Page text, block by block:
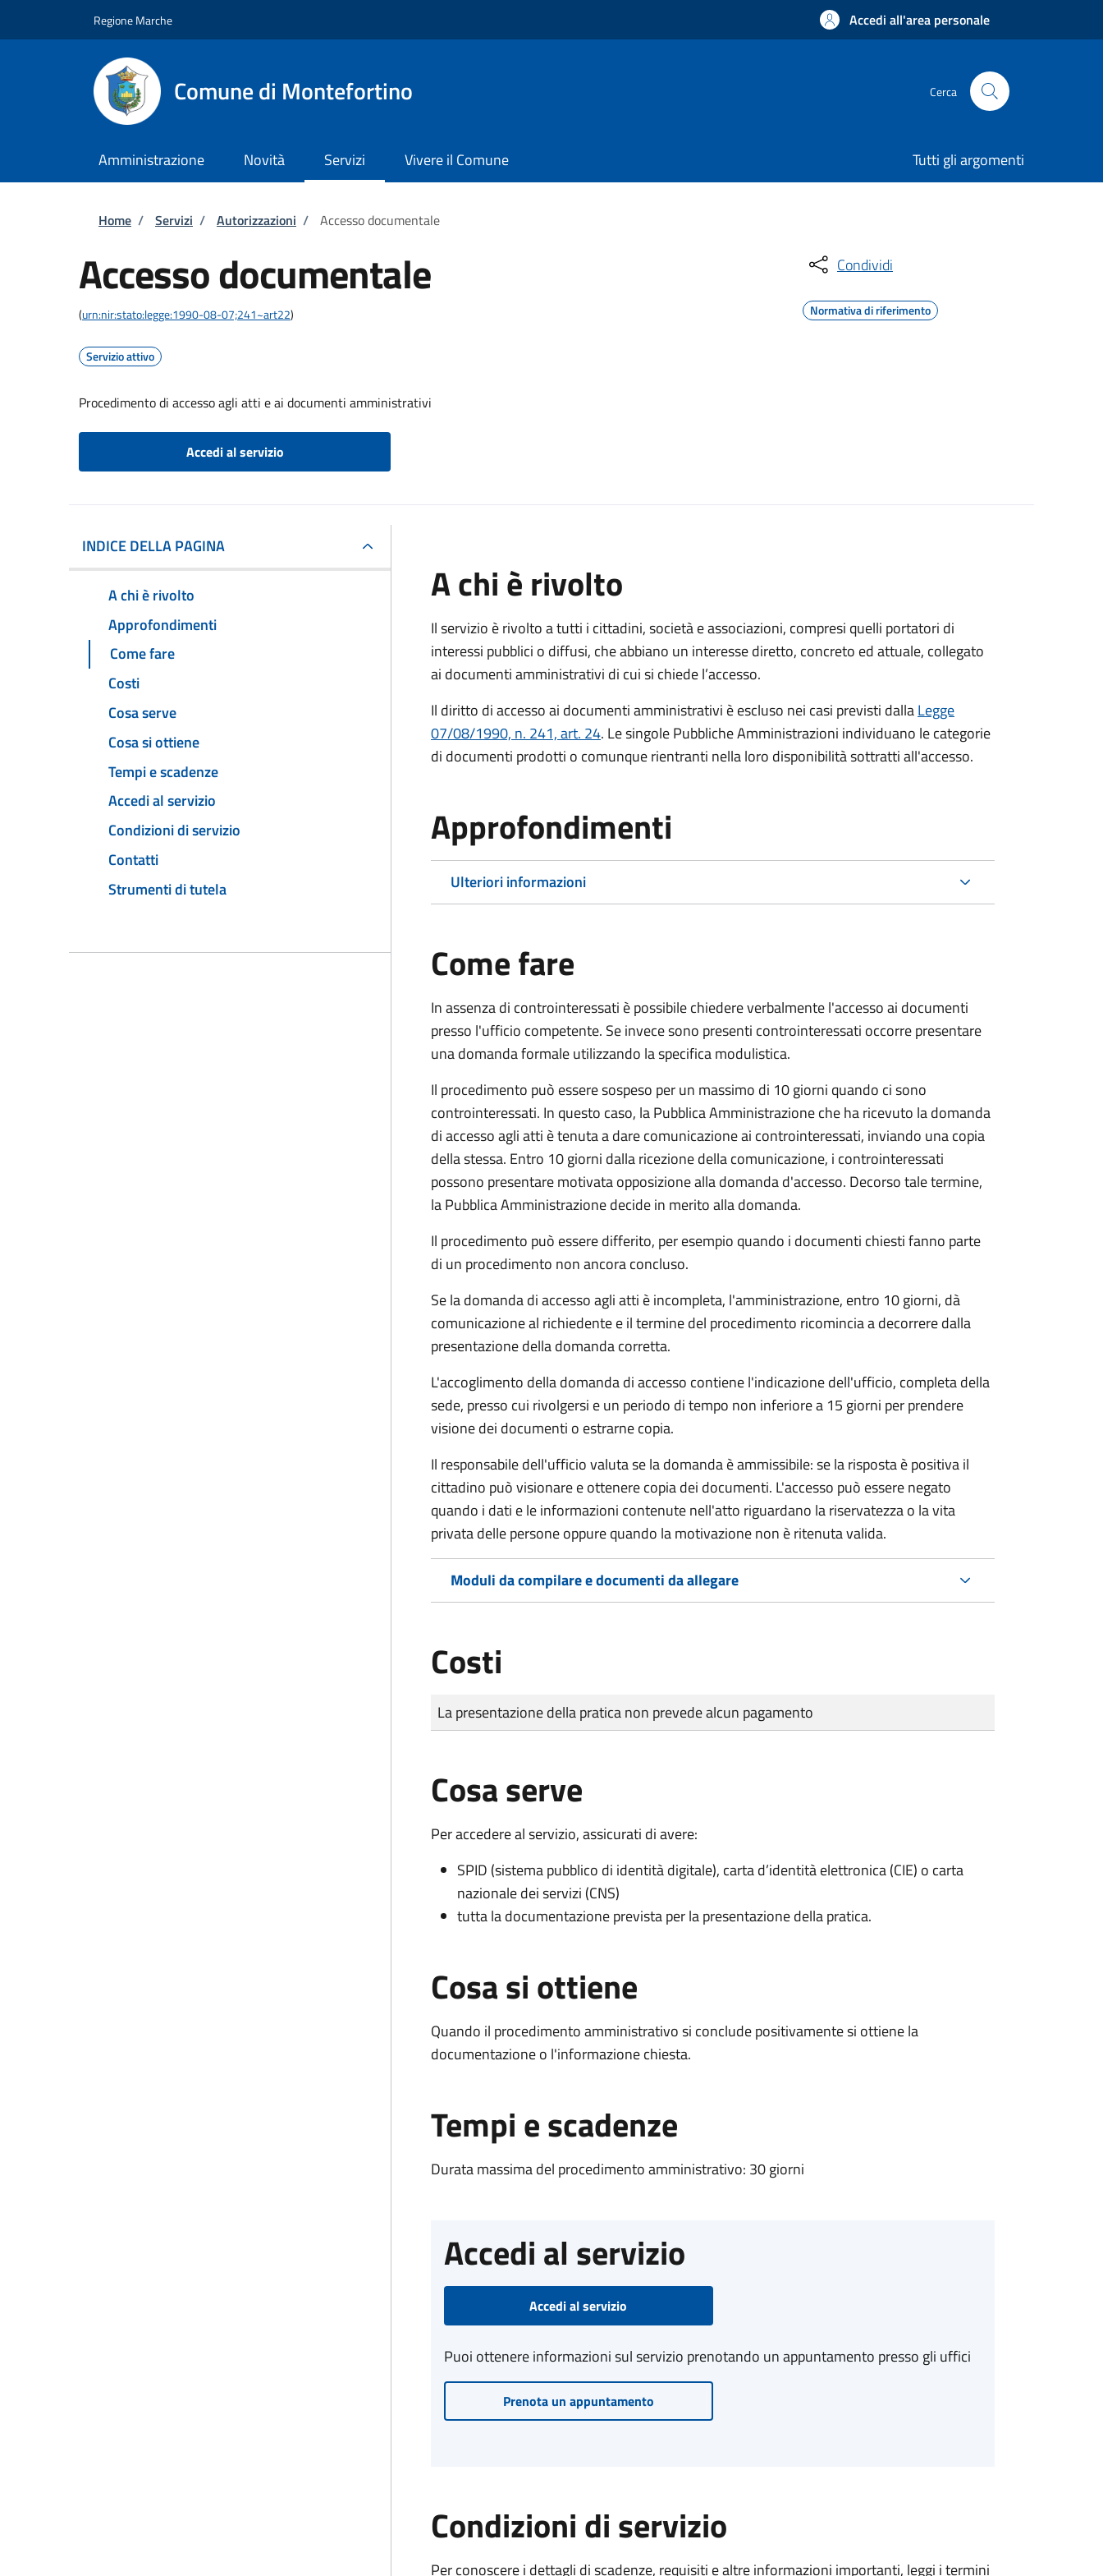
Regione Marche Accedi all'area personale
Comune di Montefortino Cerca
Amministrazione Novità Servizi Vivere il Comune Tutti gli argomenti
Briciole di pane
Home / Servizi / Autorizzazioni / Accesso documentale
Accesso documentale
(urn:nir:stato:legge:1990-08-07;241~art22)
Servizio attivo
Procedimento di accesso agli atti e ai documenti amministrativi
Accedi al servizio
Condividi
Normativa di riferimento
INDICE DELLA PAGINA
A chi è rivolto
Approfondimenti
Come fare
Costi
Cosa serve
Cosa si ottiene
Tempi e scadenze
Accedi al servizio
Condizioni di servizio
Contatti
Strumenti di tutela
A chi è rivolto
Il servizio è rivolto a tutti i cittadini, società e associazioni, compresi quelli portatori di
interessi pubblici o diffusi, che abbiano un interesse diretto, concreto ed attuale, collegato
ai documenti amministrativi di cui si chiede l’accesso.
Il diritto di accesso ai documenti amministrativi è escluso nei casi previsti dallaLegge
07/08/1990, n. 241, art. 24. Le singole Pubbliche Amministrazioni individuano le categorie
di documenti prodotti o comunque rientranti nella loro disponibilità sottratti all'accesso.
Approfondimenti
Ulteriori informazioni
Come fare
In assenza di controinteressati è possibile chiedere verbalmente l'accesso ai documenti
presso l'ufficio competente. Se invece sono presenti controinteressati occorre presentare
una domanda formale utilizzando la specifica modulistica.
Il procedimento può essere sospeso per un massimo di 10 giorni quando ci sono
controinteressati. In questo caso, la Pubblica Amministrazione che ha ricevuto la domanda
di accesso agli atti è tenuta a dare comunicazione ai controinteressati, inviando una copia
della stessa. Entro 10 giorni dalla ricezione della comunicazione, i controinteressati
possono presentare motivata opposizione alla domanda d'accesso. Decorso tale termine,
la Pubblica Amministrazione decide in merito alla domanda.
Il procedimento può essere differito, per esempio quando i documenti chiesti fanno parte
di un procedimento non ancora concluso.
Se la domanda di accesso agli atti è incompleta, l'amministrazione, entro 10 giorni, dà
comunicazione al richiedente e il termine del procedimento ricomincia a decorrere dalla
presentazione della domanda corretta.
L'accoglimento della domanda di accesso contiene l'indicazione dell'ufficio, completa della
sede, presso cui rivolgersi e un periodo di tempo non inferiore a 15 giorni per prendere
visione dei documenti o estrarne copia.
Il responsabile dell'ufficio valuta se la domanda è ammissibile: se la risposta è positiva il
cittadino può visionare e ottenere copia dei documenti. L'accesso può essere negato
quando i dati e le informazioni contenute nell'atto riguardano la riservatezza o la vita
privata delle persone oppure quando la motivazione non è ritenuta valida.
Moduli da compilare e documenti da allegare
Costi
Tipo di pagamento
Importo
La presentazione della pratica non prevede alcun pagamento
Cosa serve
Per accedere al servizio, assicurati di avere:
SPID (sistema pubblico di identità digitale), carta d’identità elettronica (CIE) o carta
nazionale dei servizi (CNS)
tutta la documentazione prevista per la presentazione della pratica.
Cosa si ottiene
Quando il procedimento amministrativo si conclude positivamente si ottiene la
documentazione o l'informazione chiesta.
Tempi e scadenze
Durata massima del procedimento amministrativo: 30 giorni
Accedi al servizio
Accedi al servizio
Puoi ottenere informazioni sul servizio prenotando un appuntamento presso gli uffici
Prenota un appuntamento
Condizioni di servizio
Per conoscere i dettagli di scadenze, requisiti e altre informazioni importanti, leggi i termini